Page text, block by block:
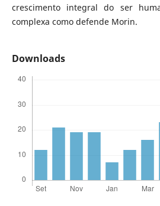
crescimento integral do ser
complexa como defende Morin.
Downloads